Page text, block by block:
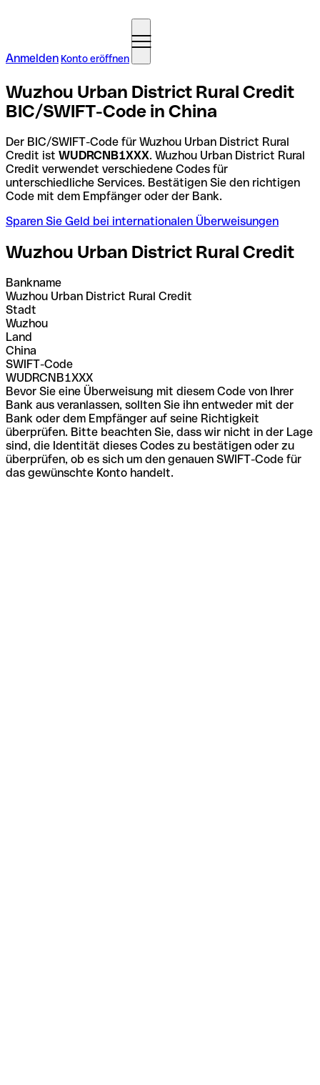
Anmelden Konto eröffnen
Wuzhou Urban District Rural Credit
BIC/SWIFT-Code in China
Der BIC/SWIFT-Code für Wuzhou Urban District Rural
Credit ist WUDRCNB1XXX. Wuzhou Urban District Rural
Credit verwendet verschiedene Codes für
unterschiedliche Services. Bestätigen Sie den richtigen
Code mit dem Empfänger oder der Bank.
Sparen Sie Geld bei internationalen Überweisungen
Wuzhou Urban District Rural Credit
Bankname
Wuzhou Urban District Rural Credit
Stadt
Wuzhou
Land
China
SWIFT-Code
WUDRCNB1XXX
Bevor Sie eine Überweisung mit diesem Code von Ihrer
Bank aus veranlassen, sollten Sie ihn entweder mit der
Bank oder dem Empfänger auf seine Richtigkeit
überprüfen. Bitte beachten Sie, dass wir nicht in der Lage
sind, die Identität dieses Codes zu bestätigen oder zu
überprüfen, ob es sich um den genauen SWIFT-Code für
das gewünschte Konto handelt.